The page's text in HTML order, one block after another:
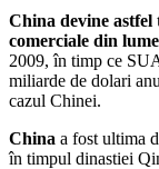
China devine
comerciale din lume
2009, în timp ce
miliarde de dolari
cazul Chinei.
China a fost ultima
în timpul dinastiei